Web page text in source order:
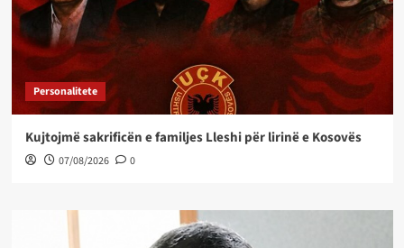
Personalitete
Kujtojmë sakrificën e familjes Lleshi për lirinë e Kosovës
07/08/2026 0